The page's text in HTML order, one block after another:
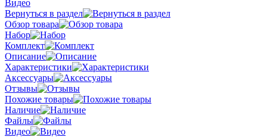
Видео
Вернуться в раздел
Обзор товара
Набор
Комплект
Описание
Характеристики
Аксессуары
Отзывы
Похожие товары
Наличие
Файлы
Видео